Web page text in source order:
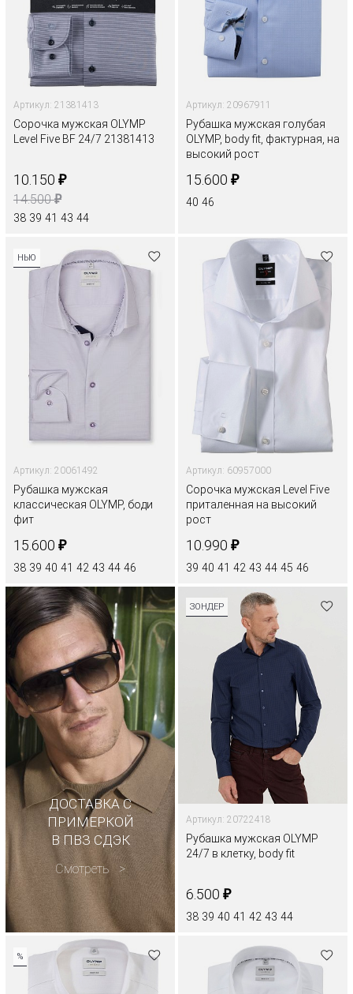
Артикул: 21381413
Сорочка мужская OLYMP
Level Five BF 24/7 21381413
10.150 ₽
14.500₽
38 39 41 43 44
Артикул: 20967911
Рубашка мужская голубая
OLYMP, body fit, фактурная, на
высокий рост
15.600 ₽
40 46
НЬЮ
Артикул: 20061492
Рубашка мужская
классическая OLYMP, боди
фит
15.600 ₽
38 39 40 41 42 43 44 46
Артикул: 60957000
Сорочка мужская Level Five
приталенная на высокий
рост
10.990 ₽
39 40 41 42 43 44 45 46
ДОСТАВКА С
ПРИМЕРКОЙ
В ПВЗ СДЭК
Смотреть
ЗОНДЕР
Артикул: 20722418
Рубашка мужская OLYMP
24/7 в клетку, body fit
6.500 ₽
38 39 40 41 42 43 44
%